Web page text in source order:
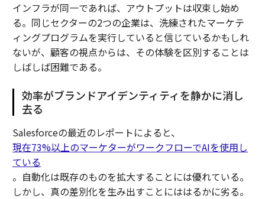
インフラが同一であれば、アウトプットは収束し始め
る。同じセクターの2つの企業は、洗練されたマーケテ
ィングプログラムを実行していると信じているかもしれ
ないが、顧客の視点からは、その体験を区別することは
しばしば困難である。
効率がブランドアイデンティティを静かに消し
去る
Salesforceの最近のレポートによると、
現在73%以上のマーケターがワークフローでAIを使用し
ている
。自動化は既存のものを拡大することには優れている。
しかし、真の差別化を生み出すことにははるかに劣る。